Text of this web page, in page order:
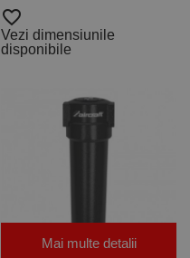
favorite_border
Vezi dimensiunile
disponibile
Mai multe detalii